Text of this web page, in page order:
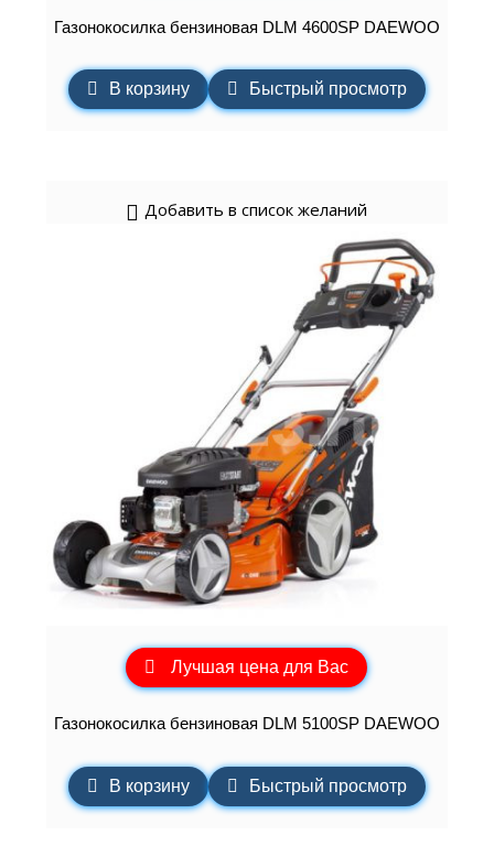
Газонокосилка бензиновая DLM 4600SP DAEWOO
В корзину Быстрый просмотр
Добавить в список желаний
Лучшая цена для Вас
Газонокосилка бензиновая DLM 5100SP DAEWOO
В корзину Быстрый просмотр